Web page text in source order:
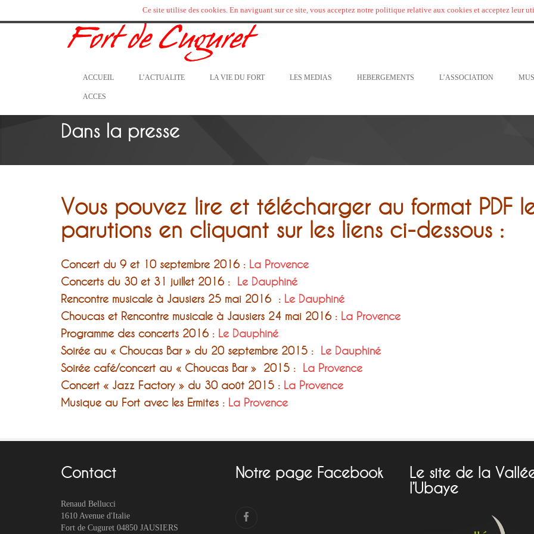
ACCUEIL L’ACTUALITE LA VIE DU FORT LES MEDIAS HEBERGEMENTS L’ASSOCIATION
ACCES
Dans la presse
Vous pouvez lire et télécharger au format PDF
parutions en cliquant sur les liens ci-dessous :
Concert du 9 et 10 septembre 2016 : La Provence
Concerts du 30 et 31 juillet 2016 : Le Dauphiné
Rencontre musicale à Jausiers 25 mai 2016 : Le Dauphiné
Choucas et Rencontre musicale à Jausiers 24 mai 2016 : La Provence
Programme des concerts 2016 : Le Dauphiné
Soirée au « Choucas Bar » du 20 septembre 2015 : Le Dauphiné
Soirée café/concert au « Choucas Bar » 2015 : La Provence
Concert « Jazz Factory » du 30 août 2015 : La Provence
Musique au Fort avec les Ermites : La Provence
Contact
Renaud Bellucci
1610 Avenue d'Italie
Fort de Cuguret 04850 JAUSIERS
Notre page Facebook
Le site de la
l’Ubaye
Ce site utilise des cookies. En naviguant sur ce site, vous acceptez notre politique relative aux cookies et acceptez leur